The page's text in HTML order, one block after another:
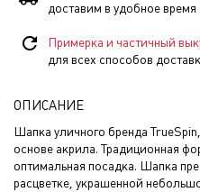
доставим в удобное время
Примерка и частичный
для всех способов
ОПИСАНИЕ
Шапка уличного бренда
основе акрила. Традиционная
оптимальная посадка. Шапка
расцветке, украшенной